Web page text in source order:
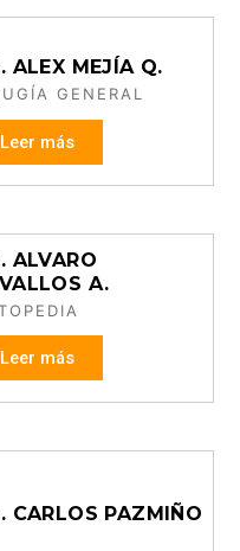
ALEX MEJÍA Q.
GENERAL
Leer más
ALVARO
A.
Leer más
CARLOS PAZMIÑO